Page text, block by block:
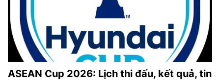
ASEAN Cup 2026: Lịch thi đấu, kết quả, tin